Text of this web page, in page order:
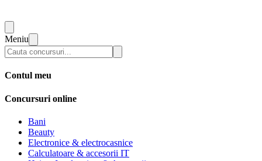
Meniu
Contul meu
Concursuri online
Bani
Beauty
Electronice & electrocasnice
Calculatoare & accesorii IT